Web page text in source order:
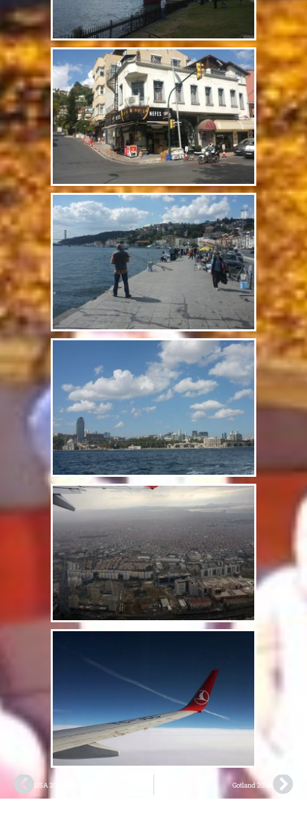
USA 2013, Kalifornien, San Diego Gotland 2004